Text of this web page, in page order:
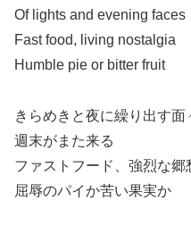
Of lights and evening faces
Fast food, living nostalgia
Humble pie or bitter fruit
きらめきと夜に繰り出す面
週末がまた来る
ファストフード、強烈な郷
屈辱のパイか苦い果実か